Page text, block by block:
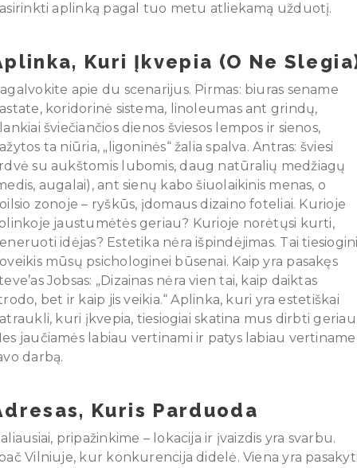
aplinką pagal tuo metu atliekamą užduotį.
Kuri Įkvepia (o Ne
apie du scenarijus. Pirmas: biuras sename
koridorinė sistema, linoleumas ant grindų,
šviečiančios dienos šviesos lempos ir sienos,
ta niūria, „ligoninės“ žalia spalva. Antras: šviesi
su aukštomis lubomis, daug natūralių medžiagų
augalai), ant sienų kabo šiuolaikinis menas, o
zonoje – ryškūs, įdomaus dizaino foteliai. Kurioje
jaustumėtės geriau? Kurioje norėtųsi kurti,
idėjas? Estetika nėra išpindėjimas. Tai
mūsų psichologinei būsenai. Kaip yra pasakęs
Jobsas: „Dizainas nėra vien tai, kaip daiktas
bet ir kaip jis veikia.“ Aplinka, kuri yra estetiškai
kuri įkvepia, tiesiogiai skatina mus dirbti
jaučiamės labiau vertinami ir patys labiau vertiname
darbą.
Kuris Parduoda
pripažinkime – lokacija ir įvaizdis yra svarbu.
Vilniuje, kur konkurencija didelė. Viena yra